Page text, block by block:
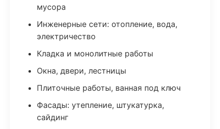
мусора
Инженерные сети: отопление, вода,
электричество
Кладка и монолитные работы
Окна, двери, лестницы
Плиточные работы, ванная под ключ
Фасады: утепление, штукатурка,
сайдинг